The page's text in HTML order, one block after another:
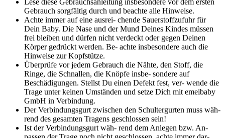
Lese diese Gebrauchsanleitung insbesondere vor dem ersten
Gebrauch sorgfältig durch und beachte alle Hinweise.
Achte immer auf eine ausrei- chende Sauerstoffzufuhr für
Dein Baby. Die Nase und der Mund Deines Kindes müssen
frei bleiben und dürfen nicht verdeckt oder gegen Deinen
Körper gedrückt werden. Be- achte insbesondere auch die
Hinweise zur Kopfstütze.
Überprüfe vor jedem Gebrauch die Nähte, den Stoff, die
Ringe, die Schnallen, die Knöpfe insbe- sondere auf
Beschädigungen. Stellst Du einen Defekt fest, ver- wende die
Trage unter keinen Umständen und setze Dich mit emeibaby
GmbH in Verbindung.
Der Verbindungsgurt zwischen den Schultergurten muss wäh-
rend des gesamten Tragens geschlossen sein!
Ist der Verbindungsgurt wäh- rend dem Anlegen bzw. An-